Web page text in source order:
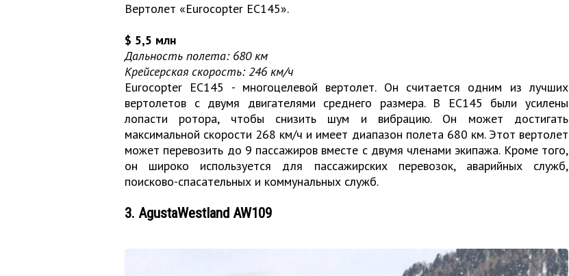
Вертолет «Eurocopter EC145».
$ 5,5 млн
Дальность полета: 680 км
Крейсерская скорость: 246 км/ч
Eurocopter EC145 - многоцелевой вертолет. Он считается одним из лучших
вертолетов с двумя двигателями среднего размера. В EC145 были усилены
лопасти ротора, чтобы снизить шум и вибрацию. Он может достигать
максимальной скорости 268 км/ч и имеет диапазон полета 680 км. Этот вертолет
может перевозить до 9 пассажиров вместе с двумя членами экипажа. Кроме того,
он широко используется для пассажирских перевозок, аварийных служб,
поисково-спасательных и коммунальных служб.
3. AgustaWestland AW109